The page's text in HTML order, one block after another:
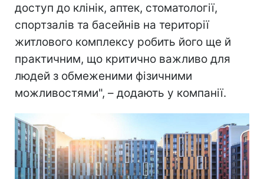
доступ до клінік, аптек, стоматології,
спортзалів та басейнів на території
житлового комплексу робить його ще й
практичним, що критично важливо для
людей з обмеженими фізичними
можливостями", – додають у компанії.